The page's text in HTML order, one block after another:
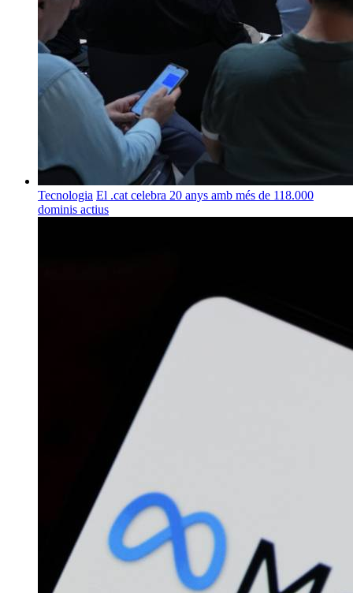
Tecnologia El .cat celebra 20 anys amb més de 118.000
dominis actius